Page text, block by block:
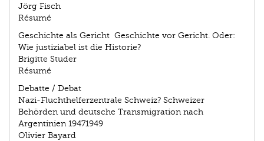
Jörg Fisch
Résumé
Geschichte als Gericht ­ Geschichte vor Gericht. Oder:
Wie justiziabel ist die Historie?
Brigitte Studer
Résumé
Debatte / Debat
Nazi-Fluchthelferzentrale Schweiz? Schweizer
Behörden und deutsche Transmigration nach
Argentinien 1947­1949
Olivier Bayard